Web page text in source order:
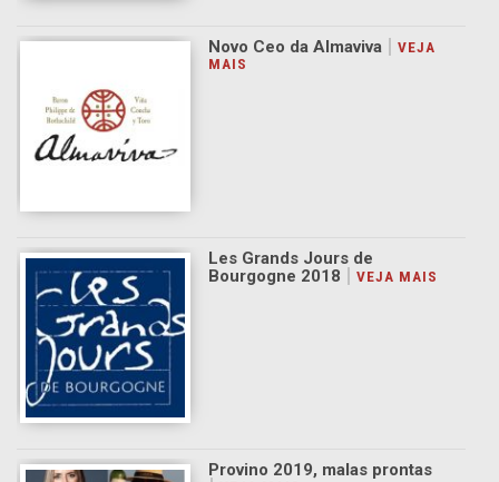
Novo Ceo da Almaviva
Les Grands Jours de
Bourgogne 2018
Provino 2019, malas prontas